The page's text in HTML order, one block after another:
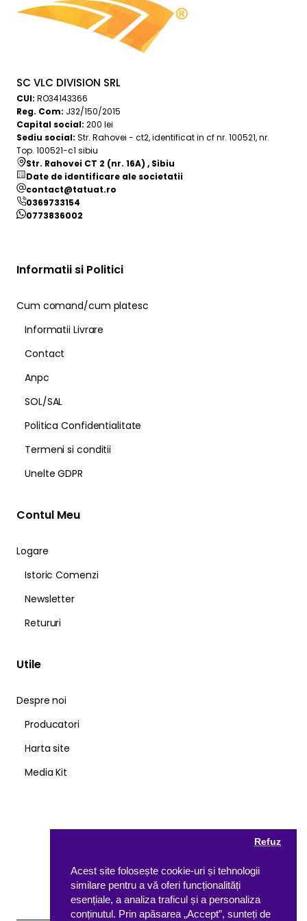
Acest site folosește cookie-uri și tehnologii
similare pentru a vă oferi funcționalități
esențiale, a analiza traficul și a personaliza
conținutul. Prin apăsarea „Accept”, sunteți de
Refuz
SC VLC DIVISION SRL
CUI: RO34143366
Reg. Com: J32/150/2015
Capital social: 200 lei
Sediu social: Str. Rahovei - ct2, identificat in cf nr. 100521, nr.
Top. 100521-c1 sibiu
Str. Rahovei CT 2 (nr. 16A) , Sibiu
Date de identificare ale societatii
contact@tatuat.ro
0369733154
0773836002
Informatii si Politici
Cum comand/cum platesc
Informatii Livrare
Contact
Anpc
SOL/SAL
Politica Confidentialitate
Termeni si conditii
Unelte GDPR
Contul Meu
Logare
Istoric Comenzi
Newsletter
Retururi
Utile
Despre noi
Producatori
Harta site
Media Kit